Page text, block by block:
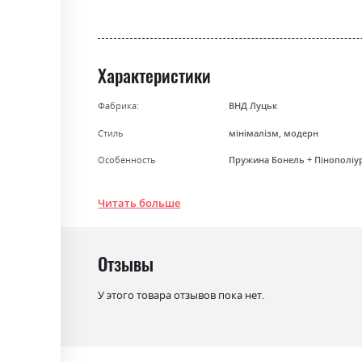
the
images
gallery
Характеристики
Фабрика: ВНД Луцьк
Стиль мінімалізм, модерн
Особенность Пружина Бонель +
Читать больше
Отзывы
У этого товара отзывов пока нет.